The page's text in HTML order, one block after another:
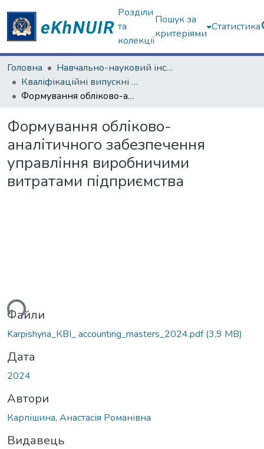
Розділи
та
колекції
Пошук за
критеріями
Статистика
Головна
Навчально-науковий інститут "Каразінський банківський інститут"
Кваліфікаційні випускні роботи магістрів. ННІ "Каразінський банківський інститут"
Формування обліково-аналітичного забезпечення управління виробничими витратами підприємства
Формування обліково-
аналітичного забезпечення
управління виробничими
витратами підприємства
Файли
Karpishyna_КВІ_ accounting_masters_2024.pdf(3,9 MB)
Дата
2024
Автори
Карпішина, Анастасія Романівна
Видавець